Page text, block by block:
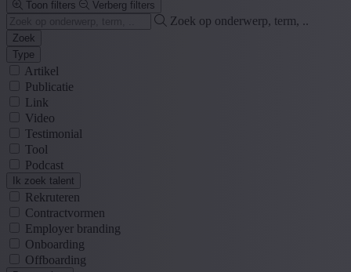
Toon filters Verberg filters
Zoek op onderwerp, term, ..
Zoek
Type
Artikel
Publicatie
Link
Video
Testimonial
Tool
Podcast
Ik zoek talent
Rekruteren
Contractvormen
Employer branding
Onboarding
Offboarding